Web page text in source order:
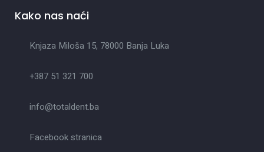
Kako nas naći
Knjaza Miloša 15, 78000 Banja Luka
+387 51 321 700
info@totaldent.ba
Facebook stranica